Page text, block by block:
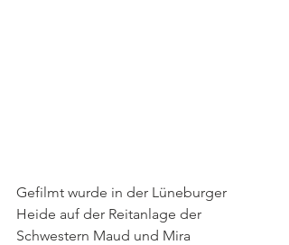
Gefilmt wurde in der Lüneburger
Heide auf der Reitanlage der
Schwestern Maud und Mira